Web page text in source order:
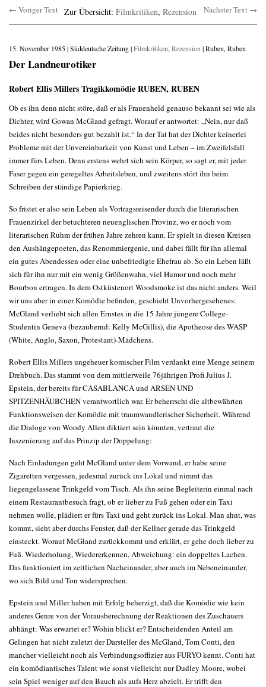
← Voriger Text Zur Übersicht: Filmkritiken, Rezension Nächster Text →
15. November 1985 | Süddeutsche Zeitung |Filmkritiken, Rezension | Ruben, Ruben
Der Landneurotiker
Robert Ellis Millers Tragikkomödie RUBEN, RUBEN
Ob es ihn denn nicht störe, daß er als Frauenheld genauso bekannt sei wie als
Dichter, wird Gowan McGland gefragt. Worauf er antwortet: „Nein, nur daß
beides nicht besonders gut bezahlt ist.“ In der Tat hat der Dichter keinerlei
Probleme mit der Unvereinbarkeit von Kunst und Leben – im Zweifelsfall
immer fürs Leben. Denn erstens wehrt sich sein Körper, so sagt er, mit jeder
Faser gegen ein geregeltes Arbeitsleben, und zweitens stört ihn beim
Schreiben der ständige Papierkrieg.
So fristet er also sein Leben als Vortragsreisender durch die literarischen
Frauenzirkel der betuchteren neuenglischen Provinz, wo er noch vom
literarischen Ruhm der frühen Jahre zehren kann. Er spielt in diesen Kreisen
den Aushängepoeten, das Renommiergenie, und dabei fällt für ihn allemal
ein gutes Abendessen oder eine unbefriedigte Ehefrau ab. So ein Leben läßt
sich für ihn nur mit ein wenig Größenwahn, viel Humor und noch mehr
Bourbon ertragen. In dem Ostküstenort Woodsmoke ist das nicht anders. Weil
wir uns aber in einer Komödie befinden, geschieht Unvorhergesehenes:
McGland verliebt sich allen Ernstes in die 15 Jahre jüngere College-
Studentin Geneva (bezaubernd: Kelly McGillis), die Apotheose des WASP
(White, Anglo, Saxon, Protestant)-Mädchens.
Robert Ellis Millers ungeheuer komischer Film verdankt eine Menge seinem
Drehbuch. Das stammt von dem mittlerweile 76jährigen Profi Julius J.
Epstein, der bereits für CASABLANCA und ARSEN UND
SPITZENHÄUBCHEN verantwortlich war. Er beherrscht die altbewährten
Funktionsweisen der Komödie mit traumwandlerischer Sicherheit. Während
die Dialoge von Woody Allen diktiert sein könnten, vertraut die
Inszenierung auf das Prinzip der Doppelung:
Nach Einladungen geht McGland unter dem Vorwand, er habe seine
Zigaretten vergessen, jedesmal zurück ins Lokal und nimmt das
liegengelassene Trinkgeld vom Tisch. Als ihn seine Begleiterin einmal nach
einem Restaurantbesuch fragt, ob er lieber zu Fuß gehen oder ein Taxi
nehmen wolle, plädiert er fürs Taxi und geht zurück ins Lokal. Man ahnt, was
kommt, sieht aber durchs Fenster, daß der Kellner gerade das Trinkgeld
einsteckt. Worauf McGland zurückkommt und erklärt, er gehe doch lieber zu
Fuß. Wiederholung, Wiedererkennen, Abweichung: ein doppeltes Lachen.
Das funktioniert im zeitlichen Nacheinander, aber auch im Nebeneinander,
wo sich Bild und Ton widersprechen.
Epstein und Miller haben mit Erfolg beherzigt, daß die Komödie wie kein
anderes Genre von der Vorausberechnung der Reaktionen des Zuschauers
abhängt: Was erwartet er? Wohin blickt er? Entscheidenden Anteil am
Gelingen hat nicht zuletzt der Darsteller des McGland, Tom Conti, den
mancher vielleicht noch als Verbindungsoffizier aus FURYO kennt. Conti hat
ein komödiantisches Talent wie sonst vielleicht nur Dudley Moore, wobei
sein Spiel weniger auf den Bauch als aufs Herz abzielt. Er trifft den